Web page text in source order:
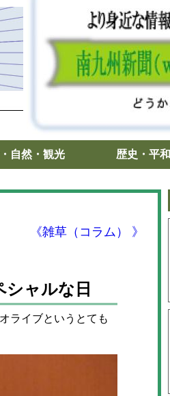
自然・観光 歴史・平和
《雑草（コラム） 》
ャルな日
ライブというとても